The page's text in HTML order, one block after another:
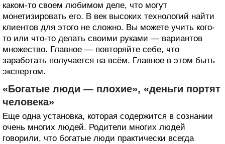
каком-то своем любимом деле, что могут
монетизировать его. В век высоких технологий найти
клиентов для этого не сложно. Вы можете учить кого-
то или что-то делать своими руками — вариантов
множество. Главное — повторяйте себе, что
заработать получается на всём. Главное в этом быть
экспертом.
«Богатые люди — плохие», «деньги портят
человека»
Еще одна установка, которая содержится в сознании
очень многих людей. Родители многих людей
говорили, что богатые люди практически всегда